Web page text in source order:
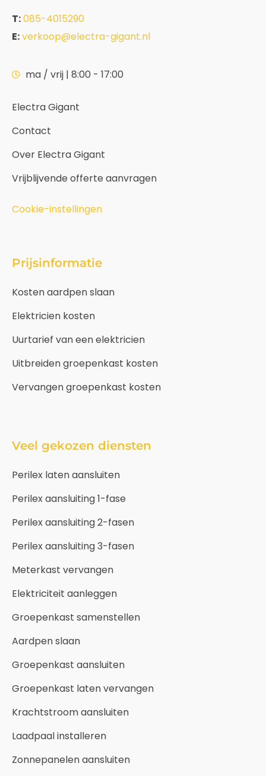
T:085-4015290
E:verkoop@electra-gigant.nl
ma / vrij | 8:00 - 17:00
Electra Gigant
Contact
Over Electra Gigant
Vrijblijvende offerte aanvragen
Cookie-instellingen
Prijsinformatie
Kosten aardpen slaan
Elektricien kosten
Uurtarief van een elektricien
Uitbreiden groepenkast kosten
Vervangen groepenkast kosten
Veel gekozen diensten
Perilex laten aansluiten
Perilex aansluiting 1-fase
Perilex aansluiting 2-fasen
Perilex aansluiting 3-fasen
Meterkast vervangen
Elektriciteit aanleggen
Groepenkast samenstellen
Aardpen slaan
Groepenkast aansluiten
Groepenkast laten vervangen
Krachtstroom aansluiten
Laadpaal installeren
Zonnepanelen aansluiten